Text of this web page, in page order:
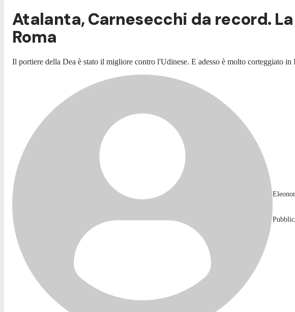
Atalanta, Carnesecchi da record.
Roma
Il portiere della Dea è stato il migliore contro l'Udinese. E adesso è molto corteggiato in